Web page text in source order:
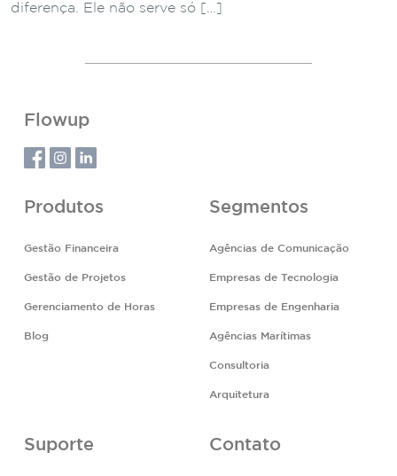
diferença. Ele não serve só […]
Flowup
Produtos
Gestão Financeira
Gestão de Projetos
Gerenciamento de Horas
Blog
Segmentos
Agências de Comunicação
Empresas de Tecnologia
Empresas de Engenharia
Agências Marítimas
Consultoria
Arquitetura
Suporte Contato